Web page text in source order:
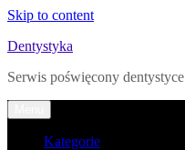
Skip to content
Dentystyka
Serwis poświęcony dentystyce
Kategorie